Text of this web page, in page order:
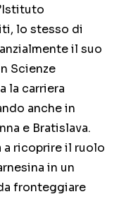
lo stesso di
il suo
Scienze
la carriera
anche in
e Bratislava.
a ricoprire il ruolo
in un
fronteggiare